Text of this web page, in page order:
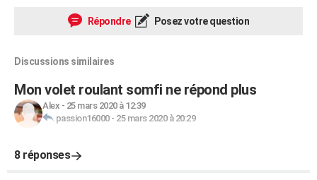
Répondre Posez votre question
Discussions similaires
Mon volet roulant somfi ne répond plus
Alex - 25 mars 2020 à 12:39
passion16000- 25 mars 2020 à 20:29
8 réponses